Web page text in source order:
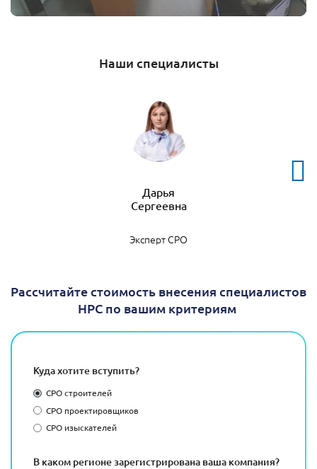
Наши специалисты
Дарья
Сергеевна
Эксперт СРО
Рассчитайте стоимость внесения специалистов
НРС по вашим критериям
Куда хотите вступить?
СРО строителей
СРО проектировщиков
СРО изыскателей
В каком регионе зарегистрирована ваша компания?